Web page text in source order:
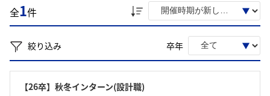
全1件
絞り込み 卒年
【26卒】秋冬インターン(設計職)